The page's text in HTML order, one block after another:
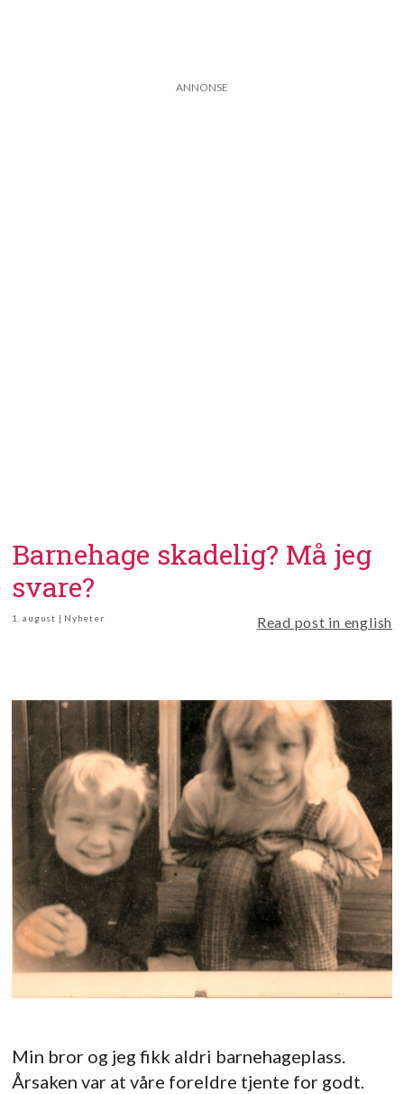
ANNONSE
Barnehage skadelig? Må jeg
svare?
1. august | Nyheter Read post in english
Min bror og jeg fikk aldri barnehageplass.
Årsaken var at våre foreldre tjente for godt.